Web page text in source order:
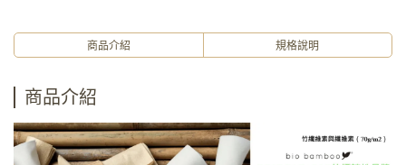
商品介紹 規格說明
商品介紹